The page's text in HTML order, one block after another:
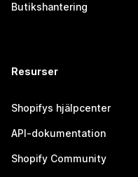
Butikshantering
Resurser
Shopifys hjälpcenter
API-dokumentation
Shopify Community